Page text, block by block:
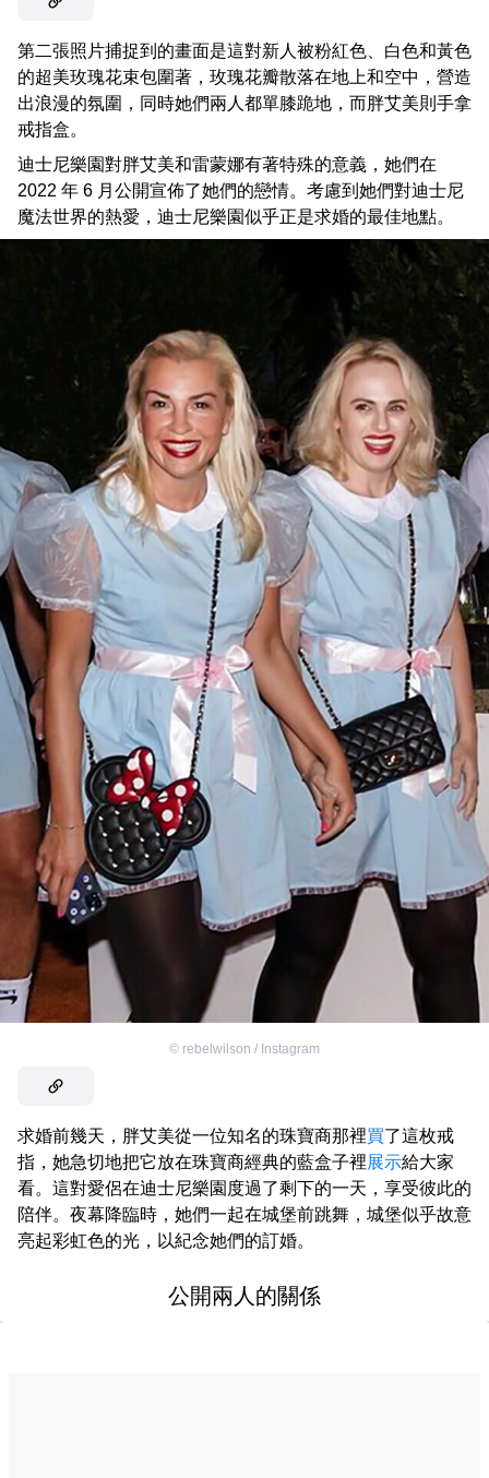
第二張照片捕捉到的畫面是這對新人被粉紅色、白色和黃色
的超美玫瑰花束包圍著，玫瑰花瓣散落在地上和空中，營造
出浪漫的氛圍，同時她們兩人都單膝跪地，而胖艾美則手拿
戒指盒。
迪士尼樂園對胖艾美和雷蒙娜有著特殊的意義，她們在
2022 年 6 月公開宣佈了她們的戀情。考慮到她們對迪士尼
魔法世界的熱愛，迪士尼樂園似乎正是求婚的最佳地點。
© rebelwilson / Instagram
求婚前幾天，胖艾美從一位知名的珠寶商那裡買了這枚戒
指，她急切地把它放在珠寶商經典的藍盒子裡展示給大家
看。這對愛侶在迪士尼樂園度過了剩下的一天，享受彼此的
陪伴。夜幕降臨時，她們一起在城堡前跳舞，城堡似乎故意
亮起彩虹色的光，以紀念她們的訂婚。
公開兩人的關係